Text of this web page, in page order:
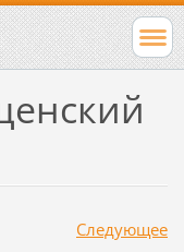
Следующее